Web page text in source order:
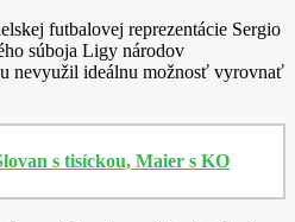
futbalovej reprezentácie Sergio
súboja Ligy národov
nevyužil ideálnu možnosť vyrovnať
s tisíckou, Maier s KO